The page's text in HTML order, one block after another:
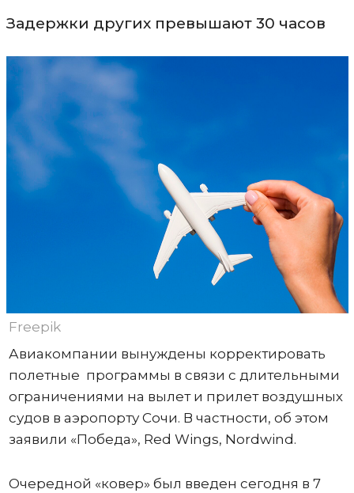
Задержки других превышают 30 часов
Freepik
Авиакомпании вынуждены корректировать
полетные программы в связи с длительными
ограничениями на вылет и прилет воздушных
судов в аэропорту Сочи. В частности, об этом
заявили «Победа», Red Wings, Nordwind.
Очередной «ковер» был введен сегодня в 7